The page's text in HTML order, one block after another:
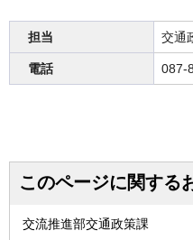
担当 交通
電話 087-
このページに関する
交流推進部交通政策課